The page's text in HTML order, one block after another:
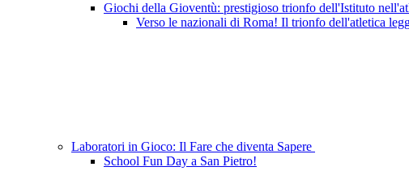
Giochi della Gioventù: prestigioso trionfo dell'Istituto
Verso le nazionali di Roma! Il trionfo dell'atletica
Laboratori in Gioco: Il Fare che diventa Sapere
School Fun Day a San Pietro!